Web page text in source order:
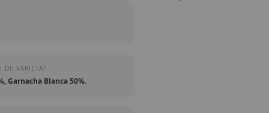
DE VARIETAT
Garnacha Blanca 50%.